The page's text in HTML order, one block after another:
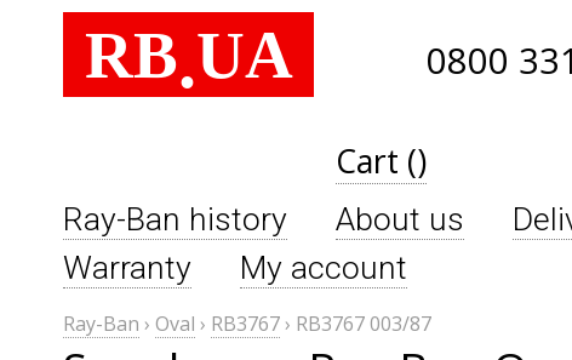
RB.UA 0800
Cart ()
Ray-Ban history About us
Warranty
My account
Ray-Ban › Oval › RB3767› RB3767 003/87